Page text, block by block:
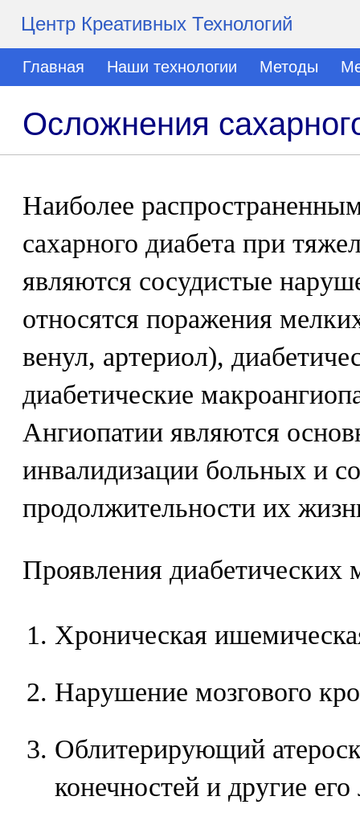
Центр Креативных Технологий
Главная Наши технологии Методы
Осложнения
Наиболее
сахарного диабета при
являются сосудистые
относятся поражения
венул, артериол),
диабетические
Ангиопатии являются
инвалидизации больных и
продолжительности их
Проявления диабетических
Хроническая
Нарушение мозгового
Облитерирующий
конечностей и другие